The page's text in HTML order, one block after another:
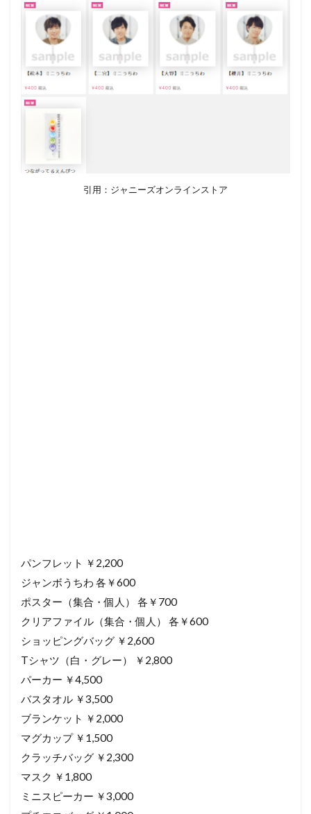
引用：ジャニーズオンラインストア
パンフレット ￥2,200
ジャンボうちわ 各￥600
ポスター（集合・個人） 各￥700
クリアファイル（集合・個人） 各￥600
ショッピングバッグ ￥2,600
Tシャツ（白・グレー） ￥2,800
パーカー ￥4,500
バスタオル ￥3,500
ブランケット ￥2,000
マグカップ ￥1,500
クラッチバッグ ￥2,300
マスク ￥1,800
ミニスピーカー ￥3,000